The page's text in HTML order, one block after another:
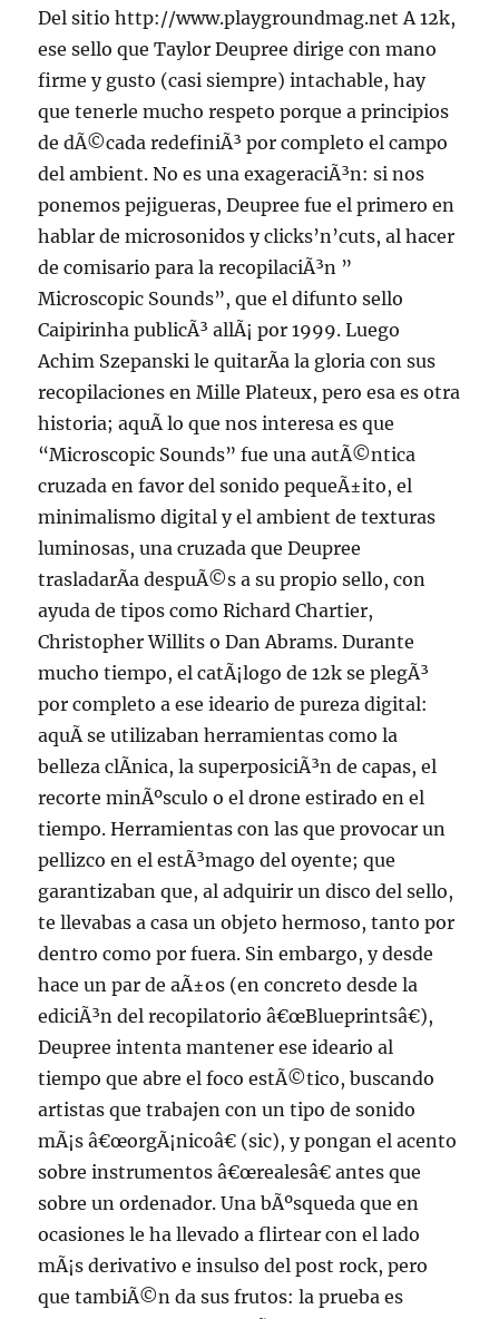
Del sitio http://www.playgroundmag.net A 12k,
ese sello que Taylor Deupree dirige con mano
firme y gusto (casi siempre) intachable, hay
que tenerle mucho respeto porque a principios
de dÃ©cada redefiniÃ³ por completo el campo
del ambient. No es una exageraciÃ³n: si nos
ponemos pejigueras, Deupree fue el primero en
hablar de microsonidos y clicks’n’cuts, al hacer
de comisario para la recopilaciÃ³n ”
Microscopic Sounds”, que el difunto sello
Caipirinha publicÃ³ allÃ¡ por 1999. Luego
Achim Szepanski le quitarÃ­a la gloria con sus
recopilaciones en Mille Plateux, pero esa es otra
historia; aquÃ­ lo que nos interesa es que
“Microscopic Sounds” fue una autÃ©ntica
cruzada en favor del sonido pequeÃ±ito, el
minimalismo digital y el ambient de texturas
luminosas, una cruzada que Deupree
trasladarÃ­a despuÃ©s a su propio sello, con
ayuda de tipos como Richard Chartier,
Christopher Willits o Dan Abrams. Durante
mucho tiempo, el catÃ¡logo de 12k se plegÃ³
por completo a ese ideario de pureza digital:
aquÃ­ se utilizaban herramientas como la
belleza clÃ­nica, la superposiciÃ³n de capas, el
recorte minÃºsculo o el drone estirado en el
tiempo. Herramientas con las que provocar un
pellizco en el estÃ³mago del oyente; que
garantizaban que, al adquirir un disco del sello,
te llevabas a casa un objeto hermoso, tanto por
dentro como por fuera. Sin embargo, y desde
hace un par de aÃ±os (en concreto desde la
ediciÃ³n del recopilatorio â€œBlueprintsâ€),
Deupree intenta mantener ese ideario al
tiempo que abre el foco estÃ©tico, buscando
artistas que trabajen con un tipo de sonido
mÃ¡s â€œorgÃ¡nicoâ€ (sic), y pongan el acento
sobre instrumentos â€œrealesâ€ antes que
sobre un ordenador. Una bÃºsqueda que en
ocasiones le ha llevado a flirtear con el lado
mÃ¡s derivativo e insulso del post rock, pero
que tambiÃ©n da sus frutos: la prueba es